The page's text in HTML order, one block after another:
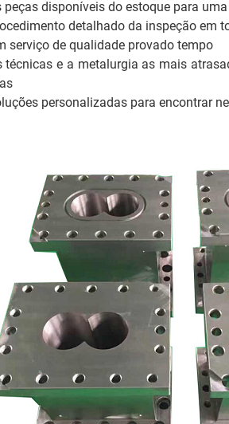
peças disponíveis do estoque para
detalhado da inspeção em
serviço de qualidade provado tempo
técnicas e a metalurgia as mais
personalizadas para encontrar